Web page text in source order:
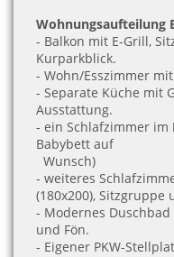
Wohnungsaufteilung
- Balkon mit E-Grill,
Kurparkblick.
- Wohn/Esszimmer
- Separate Küche mit
Ausstattung.
- ein Schlafzimmer im
Babybett auf
Wunsch)
- weiteres
(180x200), Sitzgruppe
- Modernes
und Fön.
- Eigener PKW-